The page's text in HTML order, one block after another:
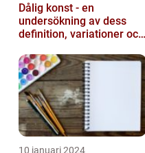
Dålig konst - en
undersökning av dess
definition, variationer och
10 januari 2024